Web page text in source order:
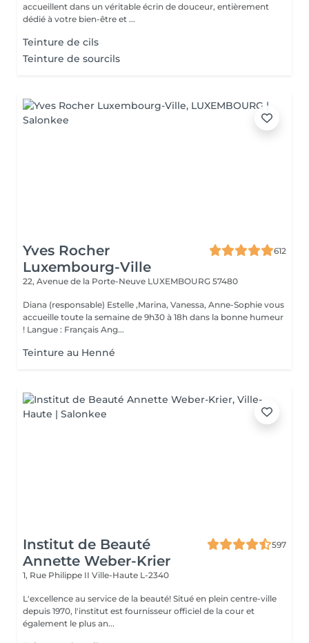
accueillent dans un véritable écrin de douceur, entièrement
dédié à votre bien-être et ...
Teinture de cils
Teinture de sourcils
Yves Rocher
Luxembourg-Ville
612
22, Avenue de la Porte-Neuve LUXEMBOURG 57480
Diana (responsable) Estelle ,Marina, Vanessa, Anne-Sophie vous
accueille toute la semaine de 9h30 à 18h dans la bonne humeur
! Langue : Français Ang...
Teinture au Henné
Institut de Beauté
Annette Weber-Krier
597
1, Rue Philippe II Ville-Haute L-2340
L'excellence au service de la beauté! Situé en plein centre-ville
depuis 1970, l'institut est fournisseur officiel de la cour et
également le plus an...